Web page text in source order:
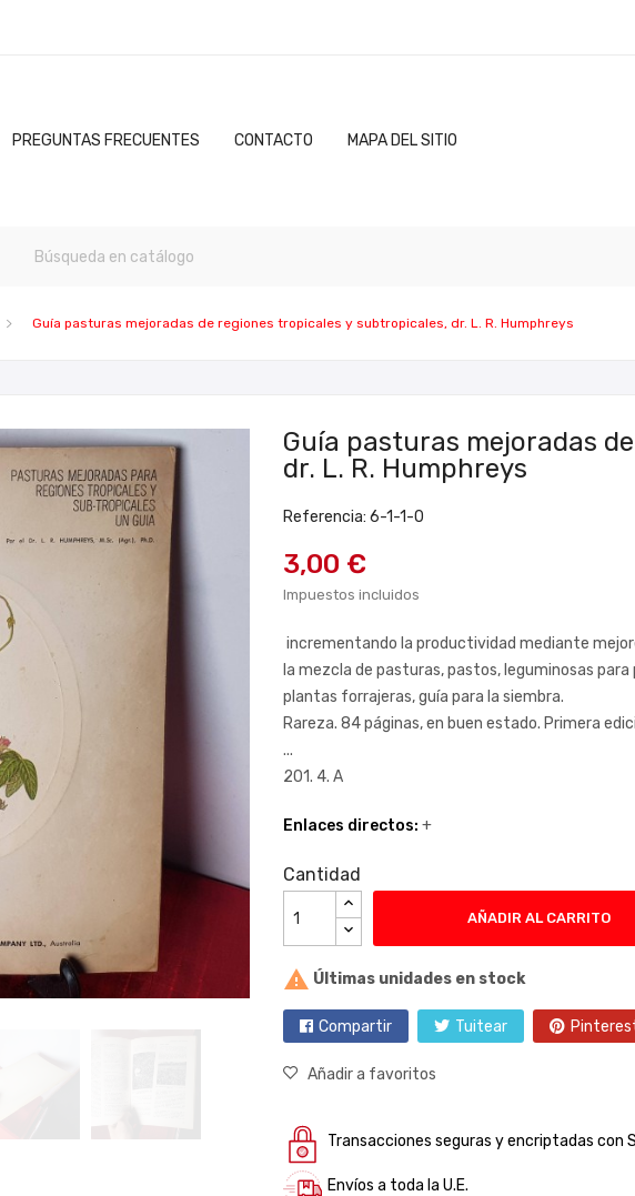
PREGUNTAS FRECUENTES CONTACTO MAPA DEL SITIO
Guía pasturas mejoradas de regiones tropicales y subtropicales, dr. L. R. Humphreys
Guía pasturas mejoradas
dr. L. R. Humphreys
Referencia: 6-1-1-0
3,00 €
Impuestos incluidos
incrementando la productividad mediante
la mezcla de pasturas, pastos, leguminosas
plantas forrajeras, guía para la siembra.
Rareza. 84 páginas, en buen estado. Primera
...
201. 4. A
Enlaces directos: +
Cantidad
AÑADIR AL CARRITO
 Últimas unidades en stock
Compartir Tuitear
Añadir a favoritos
Transacciones seguras y encriptadas con
Envíos a toda la U.E.